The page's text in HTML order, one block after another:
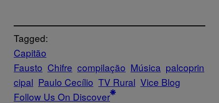
Tagged:
Capitão
Fausto Chifre compilação Música palcoprin
cipal Paulo Cecílio TV Rural Vice Blog
Follow Us On Discover